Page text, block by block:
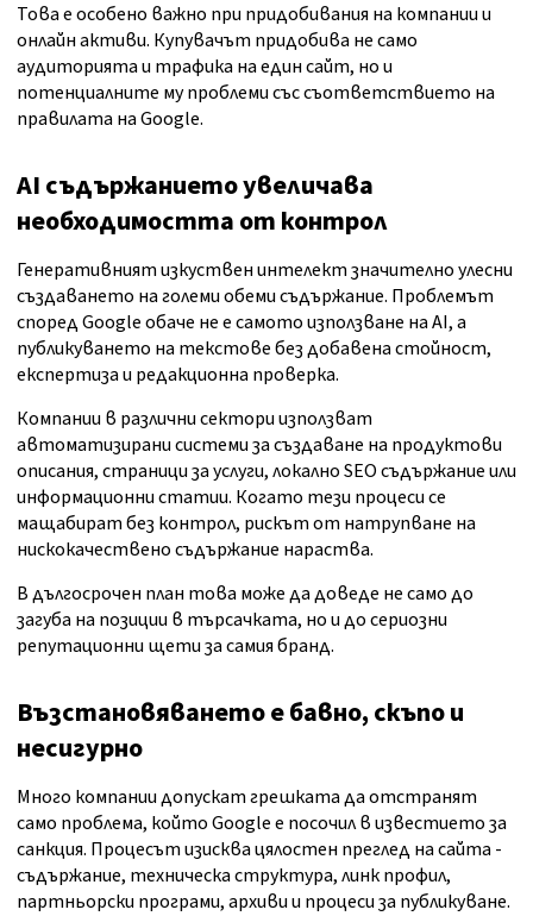
Това е особено важно при придобивания на компании и
онлайн активи. Купувачът придобива не само
аудиторията и трафика на един сайт, но и
потенциалните му проблеми със съответствието на
правилата на Google.
AI съдържанието увеличава
необходимостта от контрол
Генеративният изкуствен интелект значително улесни
създаването на големи обеми съдържание. Проблемът
според Google обаче не е самото използване на AI, а
публикуването на текстове без добавена стойност,
експертиза и редакционна проверка.
Компании в различни сектори използват
автоматизирани системи за създаване на продуктови
описания, страници за услуги, локално SEO съдържание или
информационни статии. Когато тези процеси се
мащабират без контрол, рискът от натрупване на
нискокачествено съдържание нараства.
В дългосрочен план това може да доведе не само до
загуба на позиции в търсачката, но и до сериозни
репутационни щети за самия бранд.
Възстановяването е бавно, скъпо и
несигурно
Много компании допускат грешката да отстранят
само проблема, който Google е посочил в известието за
санкция. Процесът изисква цялостен преглед на сайта -
съдържание, техническа структура, линк профил,
партньорски програми, архиви и процеси за публикуване.